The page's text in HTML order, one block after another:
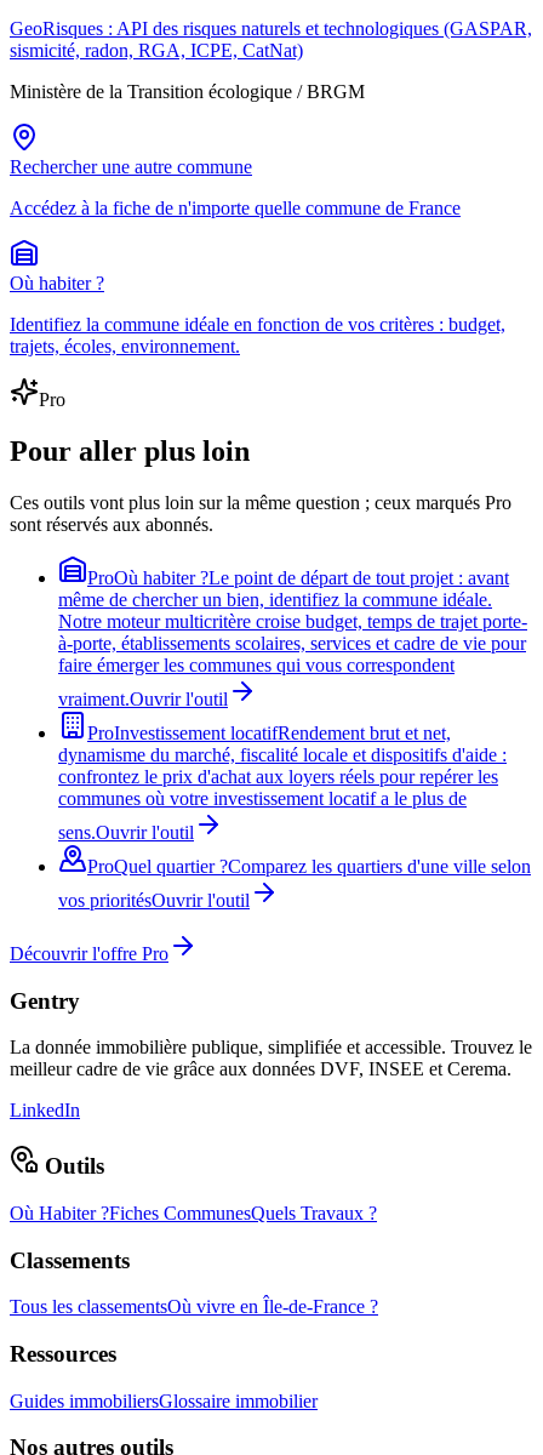
GeoRisques : API des risques naturels et technologiques (GASPAR,
sismicité, radon, RGA, ICPE, CatNat)
Ministère de la Transition écologique / BRGM
Rechercher une autre commune
Accédez à la fiche de n'importe quelle commune de France
Où habiter ?
Identifiez la commune idéale en fonction de vos critères : budget,
trajets, écoles, environnement.
Pro
Pour aller plus loin
Ces outils vont plus loin sur la même question ; ceux marqués Pro
sont réservés aux abonnés.
ProOù habiter ?Le point de départ de tout projet : avant
même de chercher un bien, identifiez la commune idéale.
Notre moteur multicritère croise budget, temps de trajet porte-
à-porte, établissements scolaires, services et cadre de vie pour
faire émerger les communes qui vous correspondent
vraiment.Ouvrir l'outil
ProInvestissement locatifRendement brut et net,
dynamisme du marché, fiscalité locale et dispositifs d'aide :
confrontez le prix d'achat aux loyers réels pour repérer les
communes où votre investissement locatif a le plus de
sens.Ouvrir l'outil
ProQuel quartier ?Comparez les quartiers d'une ville selon
vos prioritésOuvrir l'outil
Découvrir l'offre Pro
Gentry
La donnée immobilière publique, simplifiée et accessible. Trouvez le
meilleur cadre de vie grâce aux données DVF, INSEE et Cerema.
LinkedIn
Outils
Où Habiter ?Fiches CommunesQuels Travaux ?
Classements
Tous les classementsOù vivre en Île-de-France ?
Ressources
Guides immobiliersGlossaire immobilier
Nos autres outils